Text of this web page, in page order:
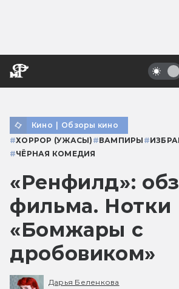
Кино | Обзоры кино
#ХОРРОР (УЖАСЫ) #ВАМПИРЫ #
#ЧЁРНАЯ КОМЕДИЯ
«Ренфилд»:
фильма. Нотки
«Бомжары с
дробовиком»
Дарья Беленкова